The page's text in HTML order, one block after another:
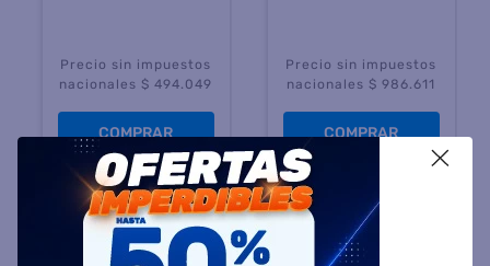
Precio sin impuestos
nacionales $ 494.049
COMPRAR
Precio sin impuestos
nacionales $ 986.611
COMPRAR
X